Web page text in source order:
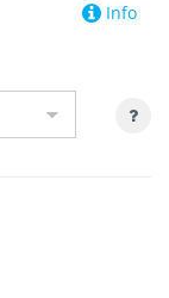
Info